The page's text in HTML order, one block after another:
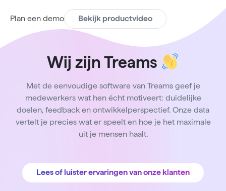
Plan een demo Bekijk productvideo
Wij zijn Treams
Met de eenvoudige software van Treams geef je
medewerkers wat hen écht motiveert: duidelijke
doelen, feedback en ontwikkelperspectief. Onze data
vertelt je precies wat er speelt en hoe je het maximale
uit je mensen haalt.
Lees of luister ervaringen van onze klanten